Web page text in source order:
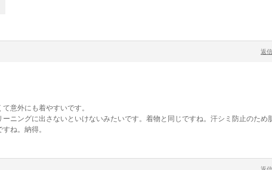
返信
意外にも着やすいです。
ニングに出さないといけないみたいです。着物と同じですね。汗シミ防止のため
ね。納得。